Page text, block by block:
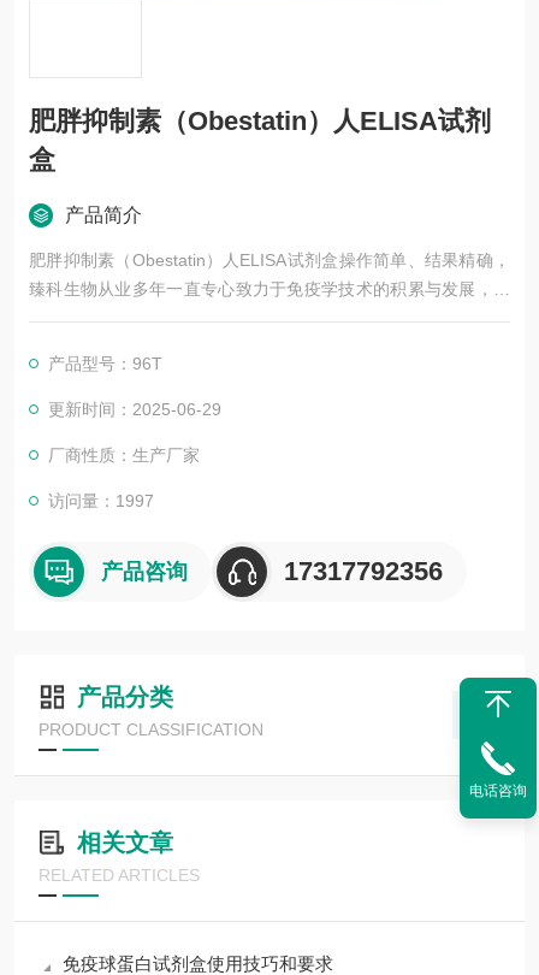
肥胖抑制素（Obestatin）人ELISA试剂
盒
产品简介
肥胖抑制素（Obestatin）人ELISA试剂盒操作简单、结果精确，
臻科生物从业多年一直专心致力于免疫学技术的积累与发展，以
其优质的产品质量与专业的技术服务，赢得业内广大人士的认
作关系，共同努力合作共赢。
产品型号：96T
更新时间：2025-06-29
厂商性质：生产厂家
访问量：1997
产品咨询 17317792356
产品分类
PRODUCT CLASSIFICATION
相关文章
RELATED ARTICLES
免疫球蛋白试剂盒使用技巧和要求
电话咨询